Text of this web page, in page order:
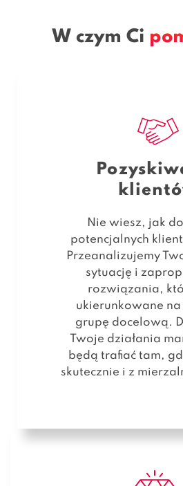
W czym Ci
Nie wiesz, jak
potencjalnych
Przeanalizujemy
sytuację i
rozwiązania,
ukierunkowane
grupę docelową.
Twoje działania
będą trafiać tam,
skutecznie i z